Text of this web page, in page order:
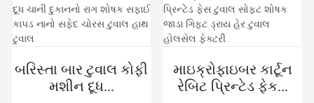
બરિસ્તા બાર ટુવાલ કોફી
મશીન દૂધ...
માઇક્રોફાઇબર કાર્ટૂન
રેબિટ પ્રિન્ટેડ ફેક...